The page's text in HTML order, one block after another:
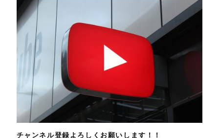
チャンネル登録よろしくお願いします！！